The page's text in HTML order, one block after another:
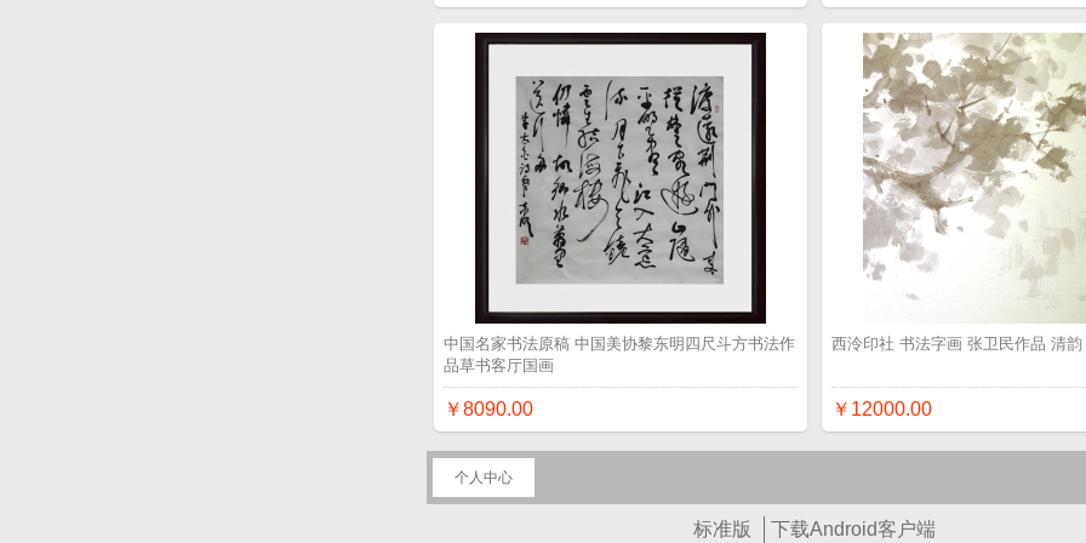
中国名家书法原稿 中国美协黎东明四尺斗方书法作
品草书客厅国画
￥8090.00
西泠印社 书法字画 张卫民作品 清韵
￥12000.00
个人中心
标准版 下载Android客户端